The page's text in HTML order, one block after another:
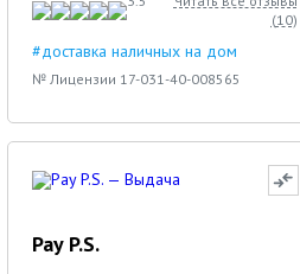
(10)
#доставка наличных на дом
№ Лицензии 17-031-40-008565
Pay P.S.